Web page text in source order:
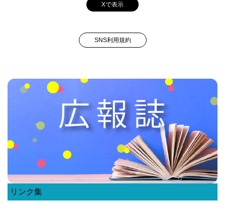
Xで表示
SNS利用規約
リンク集